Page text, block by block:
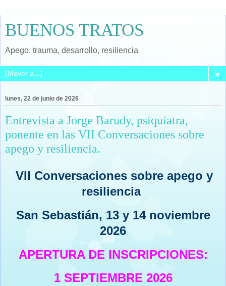
BUENOS TRATOS
Apego, trauma, desarrollo, resiliencia
▼
lunes, 22 de junio de 2026
Entrevista a Jorge Barudy, psiquiatra,
ponente en las VII Conversaciones sobre
apego y resiliencia.
VII Conversaciones sobre apego y
resiliencia
San Sebastián, 13 y 14 noviembre
2026
APERTURA DE INSCRIPCIONES:
1 SEPTIEMBRE 2026